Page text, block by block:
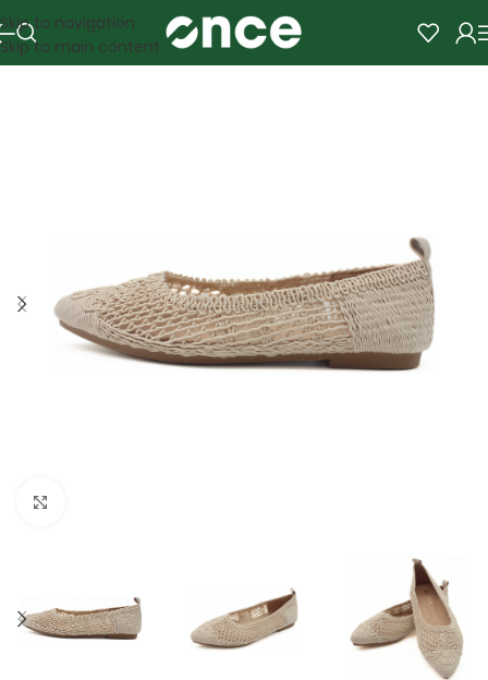
Skip to navigation
Skip to main content